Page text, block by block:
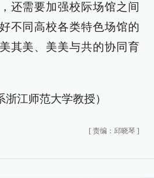
还需要加强校际场馆之间
不同高校各类特色场馆的
其美、美美与共的协同育
浙江师范大学教授）
[ 责编：邱晓琴 ]